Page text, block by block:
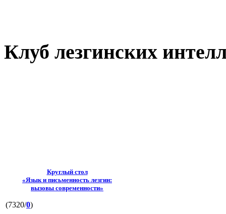
Клуб лезгинских
Круглый стол
«Язык и письменность лезгин:
вызовы современности»
(7320/0)